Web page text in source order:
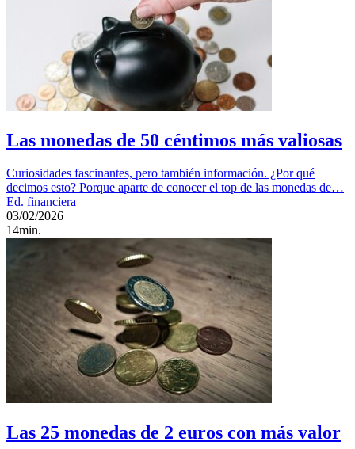
Las monedas de 50 céntimos más valiosas
Curiosidades fascinantes, pero también información. ¿Por qué
decimos esto? Porque aparte de conocer el top de las monedas de…
Ed. financiera
03/02/2026
14min.
Las 25 monedas de 2 euros con más valor